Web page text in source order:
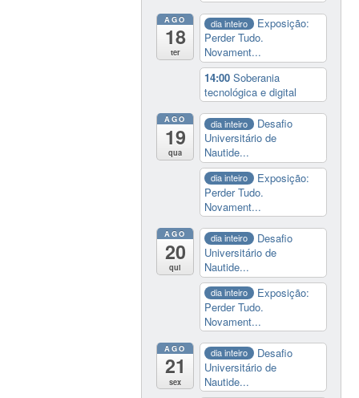
AGO
18
ter
dia inteiro
Exposição:
Perder Tudo.
Novament...
14:00Soberania
tecnológica e digital
AGO
19
qua
dia inteiro
Desafio
Universitário de
Nautide...
dia inteiro
Exposição:
Perder Tudo.
Novament...
AGO
20
qui
dia inteiro
Desafio
Universitário de
Nautide...
dia inteiro
Exposição:
Perder Tudo.
Novament...
AGO
21
sex
dia inteiro
Desafio
Universitário de
Nautide...